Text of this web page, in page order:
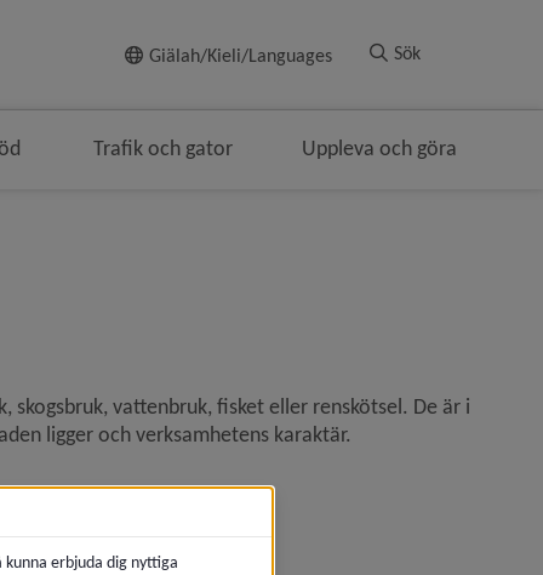
Giälah/Kieli/Languages Sök
Trafik och gator Uppleva och göra
skogsbruk, vattenbruk, fisket eller renskötsel. De är i
ligger och verksamhetens karaktär.
erbjuda dig nyttiga